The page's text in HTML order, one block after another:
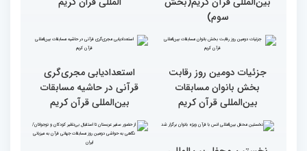
گزارش تصویری دومین روز
رقابت بخش برادران
چهلمین دوره مسابقات
بین‌المللی قرآن کریم(بخش
سوم)
گزارش تصویری برگی از
چهلمین دوره مسابقات بین
المللی قران کریم
جزئیات دومین روز رقابت
استعدادیابی مجری‌گری
قرآنی در حاشیه مسابقات